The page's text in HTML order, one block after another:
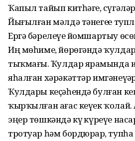
Ҡапыл тайып китһәгеҙ,
Йығылған мәлдә тәнегеҙҙе
Ергә бәрелеүҙе йомшартыу
Иң мөһиме, йөрөгәндә
тыҡмағыҙ. Ҡулдар ярҙамында
яһалған хәрәкәттәр
Ҡулдары кеҫәһендә булған
ҡырҡылған ағас кеүек
эңер төшкәндә күҙ күреүе
тротуар һәм бордюрҙар,